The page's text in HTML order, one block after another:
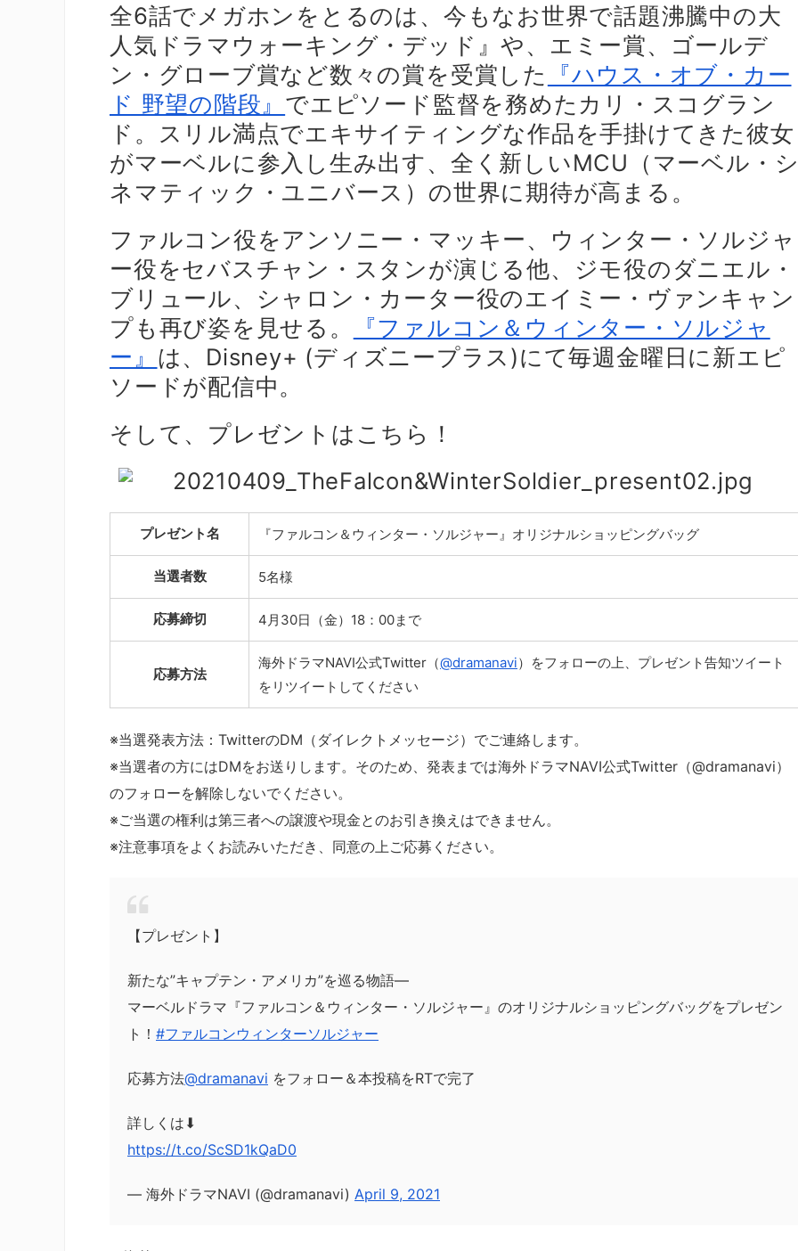
全6話でメガホンをとるのは、今もなお世界で話題沸騰中の大
人気ドラマウォーキング・デッド』や、エミー賞、ゴールデ
ン・グローブ賞など数々の賞を受賞した
『ハウス・オブ・カー
ド 野望の階段』 でエピソード監督を務めたカリ・スコグラン
ド。スリル満点でエキサイティングな作品を手掛けてきた彼女
がマーベルに参入し生み出す、全く新しいMCU（マーベル・
ネマティック・ユニバース）の世界に期待が高まる。
ファルコン役をアンソニー・マッキー、ウィンター・ソルジャ
ー役をセバスチャン・スタンが演じる他、ジモ役のダニエル・
ブリュール、シャロン・カーター役のエイミー・ヴァンキャン
プも再び姿を見せる。
『ファルコン＆ウィンター・ソルジャ
ー』 は、Disney+ (ディズニープラス)にて毎週金曜日に新エピ
ソードが配信中。
そして、プレゼントはこちら！
プレゼント名 『ファルコン＆ウィンター・ソルジャー』オリジナルショッピングバッグ
当選者数 5名様
応募締切 4月30日（金）18：00まで
応募方法
海外ドラマNAVI公式Twitter（@dramanavi）をフォローの上、プレゼント告知ツイート
をリツイートしてください
※当選発表方法：TwitterのDM（ダイレクトメッセージ）でご連絡します。
※当選者の方にはDMをお送りします。そのため、発表までは海外ドラマNAVI公式Twitter（@dramanavi）
のフォローを解除しないでください。
※ご当選の権利は第三者への譲渡や現金とのお引き換えはできません。
※注意事項をよくお読みいただき、同意の上ご応募ください。
【プレゼント】
新たな”キャプテン・アメリカ”を巡る物語―
マーベルドラマ『ファルコン＆ウィンター・ソルジャー』のオリジナルショッピングバッグをプレゼン
ト！ #ファルコンウィンターソルジャー
応募方法@dramanavi をフォロー＆本投稿をRTで完了
詳しくは⬇
https://t.co/ScSD1kQaD0
— 海外ドラマNAVI (@dramanavi) April 9, 2021